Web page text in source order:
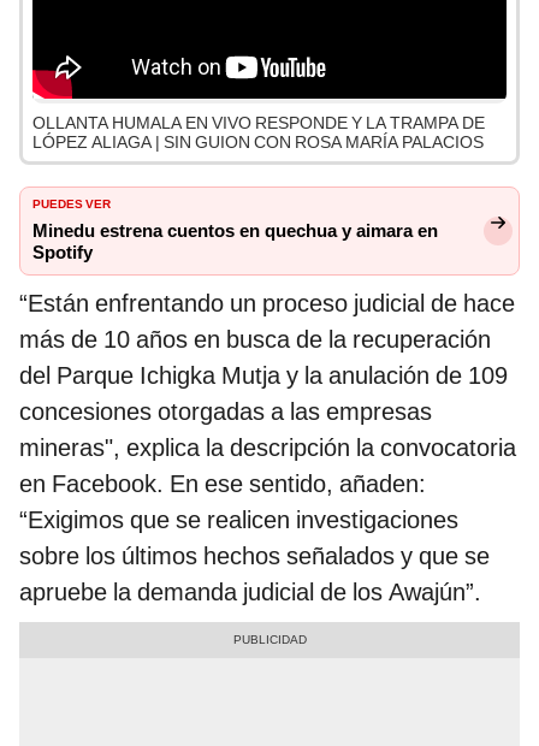
OLLANTA HUMALA EN VIVO RESPONDE Y LA TRAMPA DE
LÓPEZ ALIAGA | SIN GUION CON ROSA MARÍA PALACIOS
PUEDES VER
Minedu estrena cuentos en quechua y aimara en
Spotify
“Están enfrentando un proceso judicial de hace
más de 10 años en busca de la recuperación
del Parque Ichigka Mutja y la anulación de 109
concesiones otorgadas a las empresas
mineras", explica la descripción la convocatoria
en Facebook. En ese sentido, añaden:
“Exigimos que se realicen investigaciones
sobre los últimos hechos señalados y que se
apruebe la demanda judicial de los Awajún”.